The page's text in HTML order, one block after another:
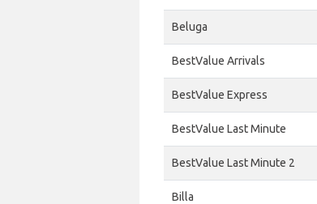
Beluga
BestValue Arrivals
BestValue Express
BestValue Last Minute
BestValue Last Minute 2
Billa